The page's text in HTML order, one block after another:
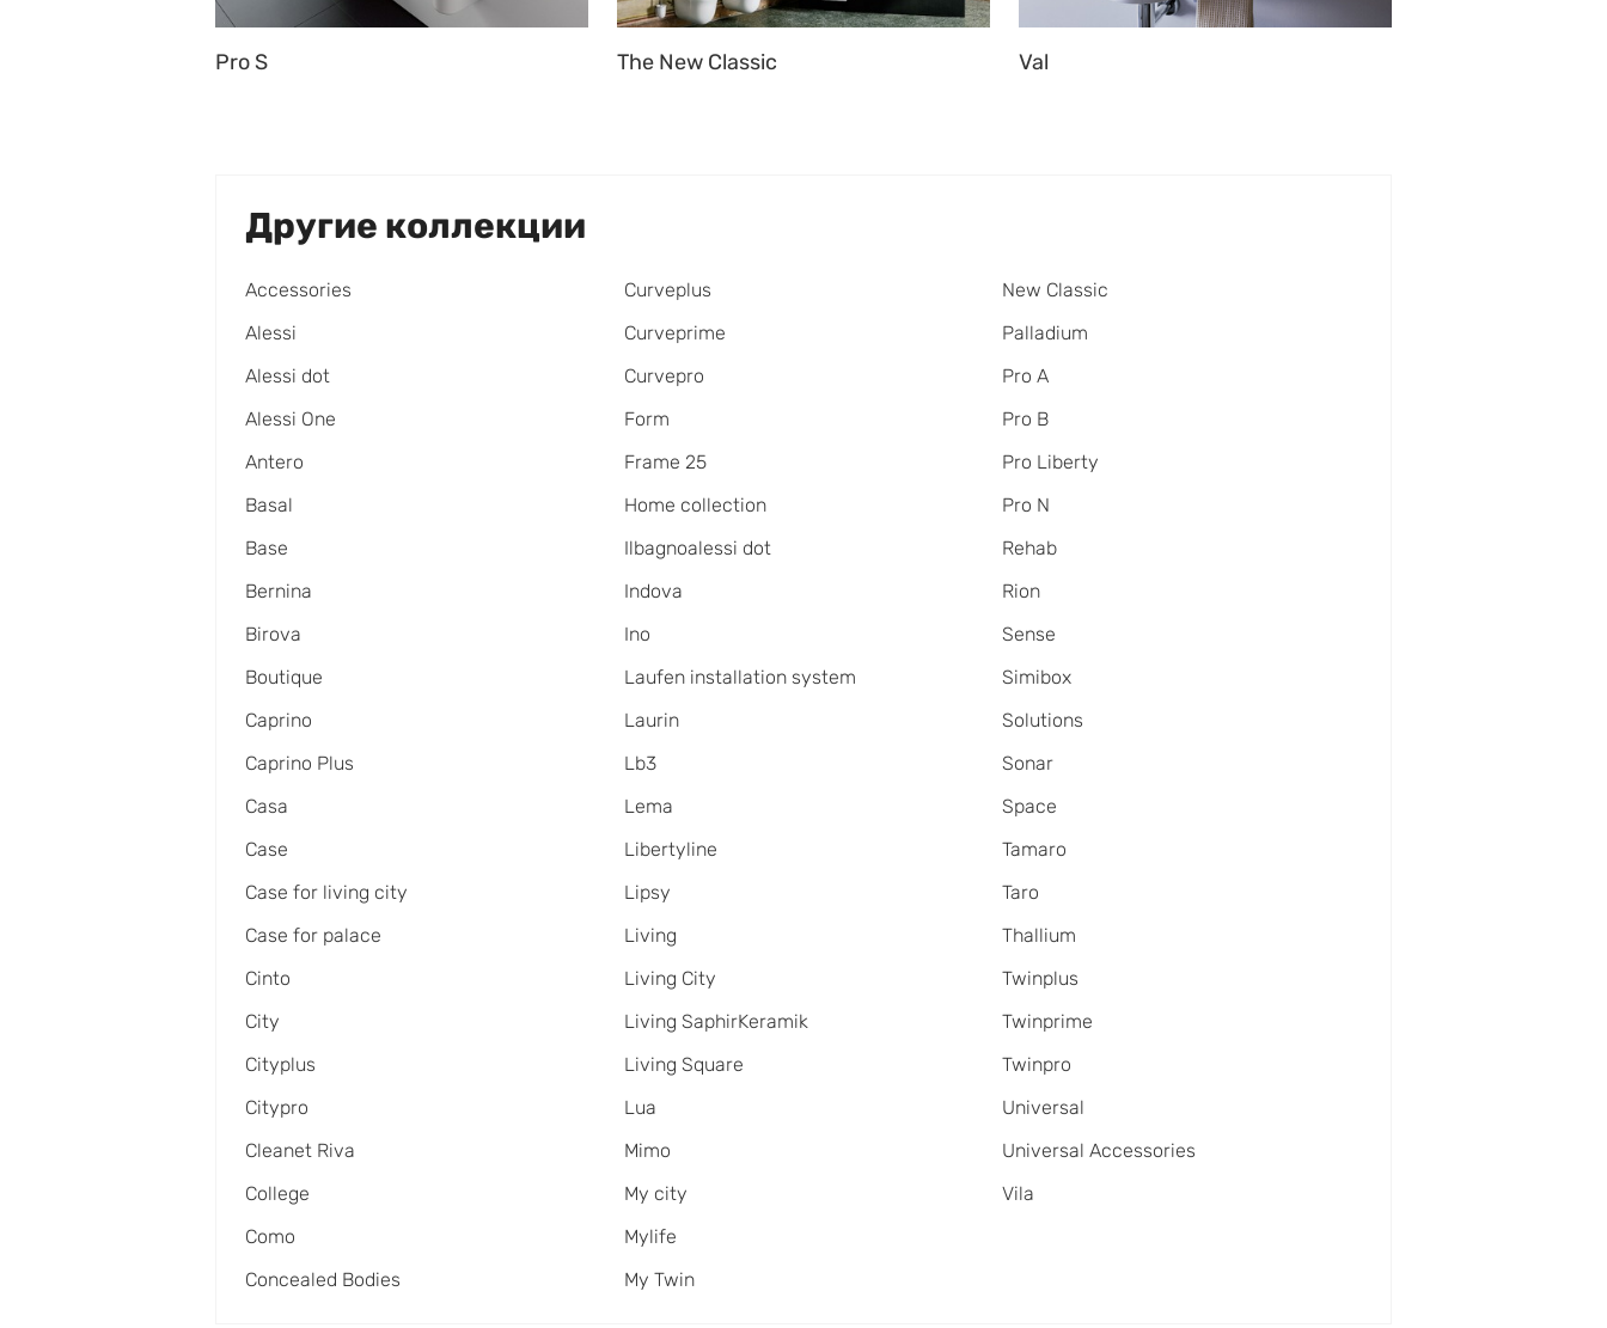
Pro S The New Classic Val
Другие коллекции
Accessories
Alessi
Alessi dot
Alessi One
Antero
Basal
Base
Bernina
Birova
Boutique
Caprino
Caprino Plus
Casa
Case
Case for living city
Case for palace
Cinto
City
Cityplus
Citypro
Cleanet Riva
College
Como
Concealed Bodies
Curveplus
Curveprime
Curvepro
Form
Frame 25
Home collection
Ilbagnoalessi dot
Indova
Ino
Laufen installation system
Laurin
Lb3
Lema
Libertyline
Lipsy
Living
Living City
Living SaphirKeramik
Living Square
Lua
Mimo
My city
Mylife
My Twin
New Classic
Palladium
Pro A
Pro B
Pro Liberty
Pro N
Rehab
Rion
Sense
Simibox
Solutions
Sonar
Space
Tamaro
Taro
Thallium
Twinplus
Twinprime
Twinpro
Universal
Universal Accessories
Vila